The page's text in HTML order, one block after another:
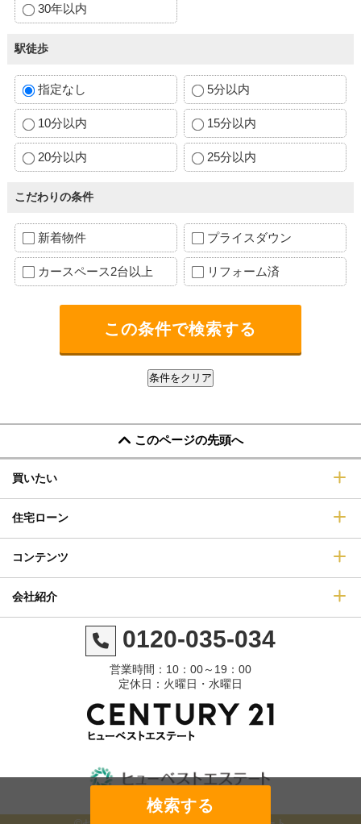
30年以内
駅徒歩
指定なし 5分以内
10分以内 15分以内
20分以内 25分以内
こだわりの条件
新着物件 プライスダウン
カースペース2台以上 リフォーム済
このページの先頭へ
買いたい
住宅ローン
コンテンツ
会社紹介
0120-035-034
営業時間：10：00～19：00
定休日：火曜日・水曜日